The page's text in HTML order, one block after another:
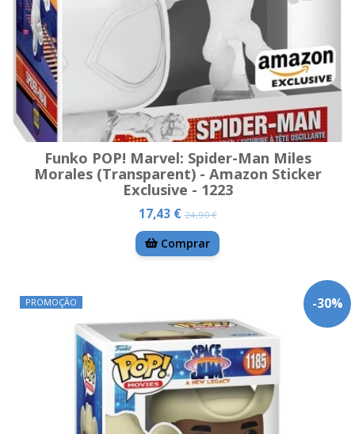
Funko POP! Marvel: Spider-Man Miles
Morales (Transparent) - Amazon Sticker
Exclusive - 1223
17,43 €24,90 €
Comprar
-30%
PROMOÇÃO